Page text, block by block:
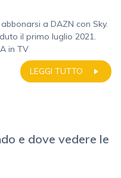
a DAZN con Sky.
il primo luglio 2021.
in TV
LEGGI TUTTO
e dove vedere le